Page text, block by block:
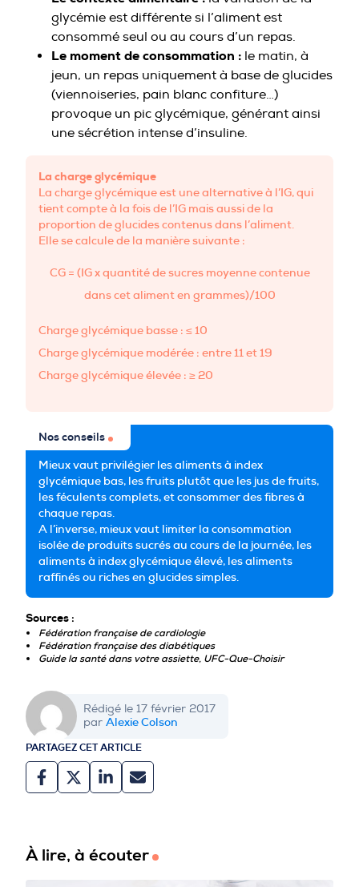
glycémie est différente si l’aliment est
consommé seul ou au cours d’un repas.
Le moment de consommation : le matin, à
jeun, un repas uniquement à base de glucides
(viennoiseries, pain blanc confiture…)
provoque un pic glycémique, générant ainsi
une sécrétion intense d’insuline.
La charge glycémique
La charge glycémique est une alternative à l’IG, qui
tient compte à la fois de l’IG mais aussi de la
proportion de glucides contenus dans l’aliment.
Elle se calcule de la manière suivante :
CG = (IG x quantité de sucres moyenne contenue
dans cet aliment en grammes)/100
Charge glycémique basse : ≤ 10
Charge glycémique modérée : entre 11 et 19
Charge glycémique élevée : ≥ 20
Nos conseils
Mieux vaut privilégier les aliments à index
glycémique bas, les fruits plutôt que les jus de fruits,
les féculents complets, et consommer des fibres à
chaque repas.
A l’inverse, mieux vaut limiter la consommation
isolée de produits sucrés au cours de la journée, les
aliments à index glycémique élevé, les aliments
raffinés ou riches en glucides simples.
Sources :
Fédération française de cardiologie
Fédération française des diabétiques
Guide la santé dans votre assiette, UFC-Que-Choisir
Rédigé le 17 février 2017
par Alexie Colson
PARTAGEZ CET ARTICLE
À lire, à écouter